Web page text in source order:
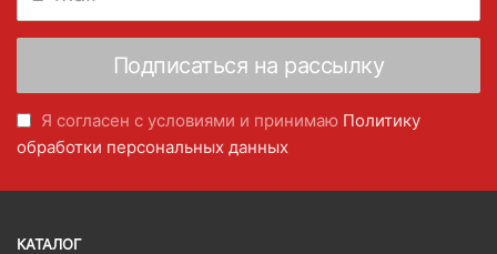
Я согласен с условиями и принимаю Политику
обработки персональных данных
КАТАЛОГ